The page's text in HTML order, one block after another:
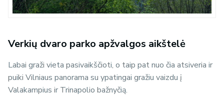
Verkių dvaro parko apžvalgos aikštelė
Labai graži vieta pasivaikščioti, o taip pat nuo čia atsiveria ir
puiki Vilniaus panorama su ypatingai gražiu vaizdu į
Valakampius ir Trinapolio bažnyčią.